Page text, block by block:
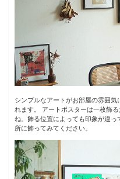
シンプルなアートがお部屋の雰囲気
れます。 アートポスターは一枚飾
ね。飾る位置によっても印象が違
所に飾ってみてください。